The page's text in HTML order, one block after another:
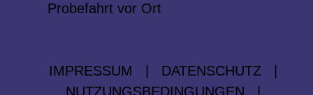
Probefahrt vor Ort
IMPRESSUM DATENSCHUTZ
NUTZUNGSBEDINGUNGEN